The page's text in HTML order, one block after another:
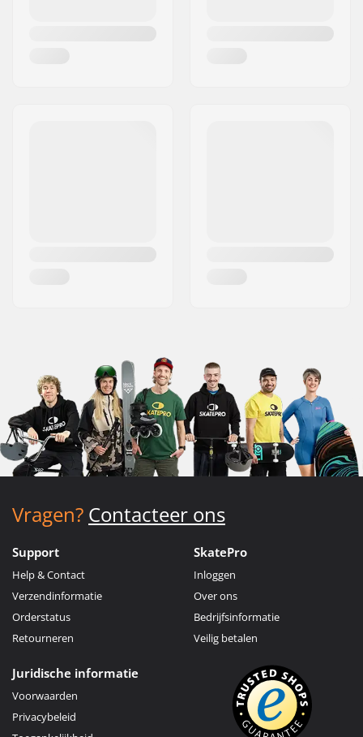
Vragen? Contacteer ons
Support
Help & Contact
Verzendinformatie
Orderstatus
Retourneren
SkatePro
Inloggen
Over ons
Bedrijfsinformatie
Veilig betalen
Juridische informatie
Voorwaarden
Privacybeleid